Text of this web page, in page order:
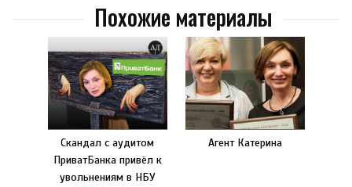
Похожие материалы
Скандал с аудитом
ПриватБанка привёл к
увольнениям в НБУ
Агент Катерина